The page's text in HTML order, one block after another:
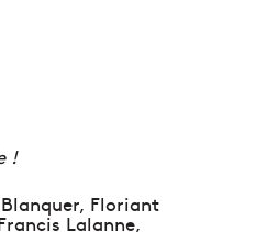
!
Floriant
Lalanne,